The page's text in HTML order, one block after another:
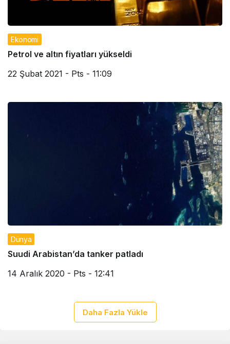
Ekonomi
Petrol ve altın fiyatları yükseldi
22 Şubat 2021 - Pts - 11:09
Dünya
Suudi Arabistan’da tanker patladı
14 Aralık 2020 - Pts - 12:41
Daha Fazla Yükle